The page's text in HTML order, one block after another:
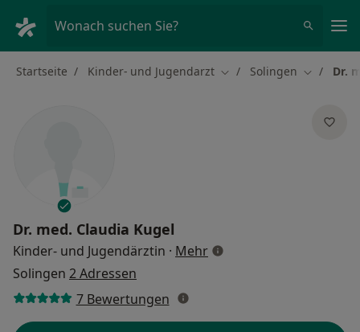
Wonach suchen Sie?
Startseite Kinder- und Jugendarzt Stadt ändern
Solingen StadtDr.
Dr. med. Claudia Kugel
Kinder- und Jugendärztin · Mehrüber Spezialisierungen
Solingen 2 Adressen
7 Bewertungen